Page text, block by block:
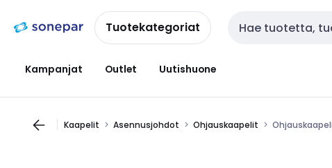
navigointiinsisältöönTuotekategoriat Haku
Kampanjat Outlet Uutishuone
Kaapelit Asennusjohdot Ohjauskaapelit Ohjauskaapeli